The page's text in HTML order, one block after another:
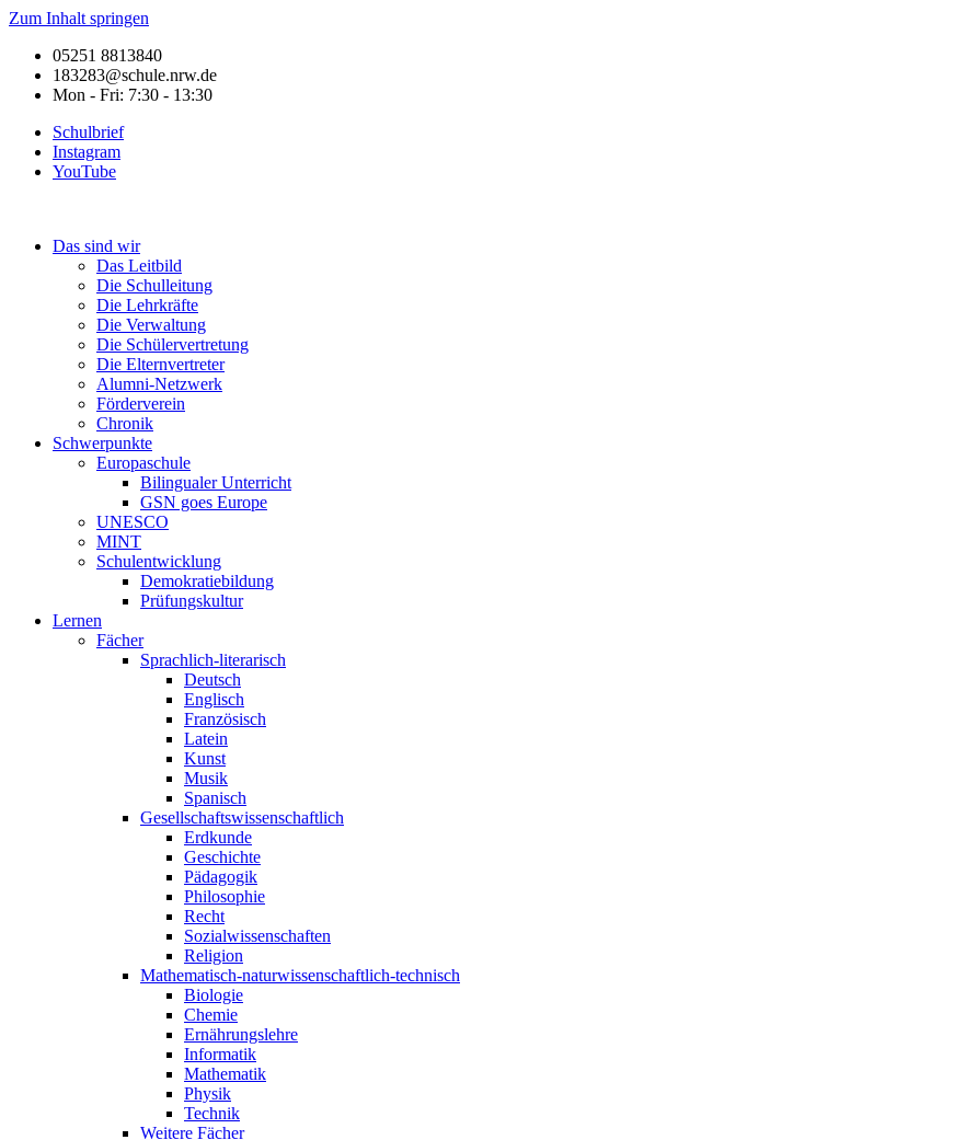
Zum Inhalt springen
05251 8813840
183283@schule.nrw.de
Mon - Fri: 7:30 - 13:30
Schulbrief
Instagram
YouTube
Das sind wir
Das Leitbild
Die Schulleitung
Die Lehrkräfte
Die Verwaltung
Die Schülervertretung
Die Elternvertreter
Alumni-Netzwerk
Förderverein
Chronik
Schwerpunkte
Europaschule
Bilingualer Unterricht
GSN goes Europe
UNESCO
MINT
Schulentwicklung
Demokratiebildung
Prüfungskultur
Lernen
Fächer
Sprachlich-literarisch
Deutsch
Englisch
Französisch
Latein
Kunst
Musik
Spanisch
Gesellschaftswissenschaftlich
Erdkunde
Geschichte
Pädagogik
Philosophie
Recht
Sozialwissenschaften
Religion
Mathematisch-naturwissenschaftlich-technisch
Biologie
Chemie
Ernährungslehre
Informatik
Mathematik
Physik
Technik
Weitere Fächer